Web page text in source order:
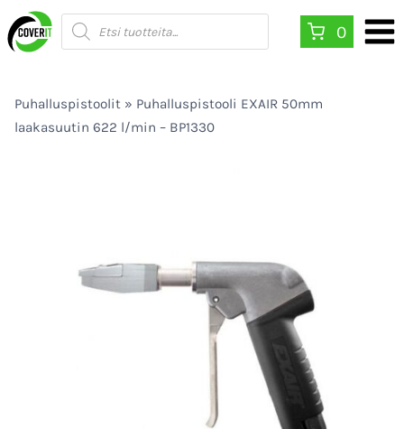
Siirry
sisältöön
Products
search
0
Puhalluspistoolit » Puhalluspistooli EXAIR 50mm
laakasuutin 622 l/min – BP1330